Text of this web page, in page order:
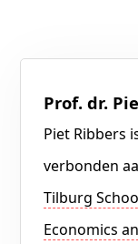
Prof. dr.
Piet Ribbers
verbonden
Tilburg
Economics